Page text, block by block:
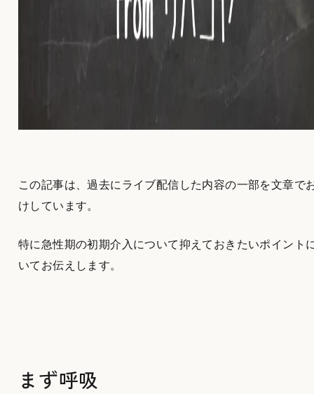
この記事は、過去にライブ配信した内容の一部を文章で
けしています。
特に急性期の初期介入について抑えておきたいポイント
いてお伝えします。
まず呼吸